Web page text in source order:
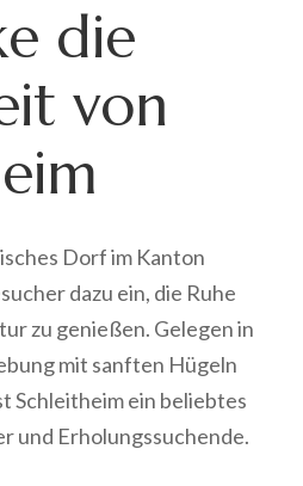
die
von
Dorf im Kanton
dazu ein, die Ruhe
zu genießen. Gelegen in
mit sanften Hügeln
Schleitheim ein beliebtes
und Erholungssuchende.